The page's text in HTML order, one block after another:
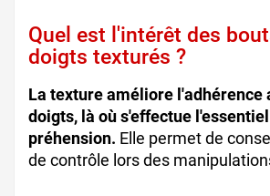
Quel est l'intérêt des
doigts texturés ?
La texture améliore l'adhérence
doigts, là où s'effectue
préhension. Elle permet de
de contrôle lors des